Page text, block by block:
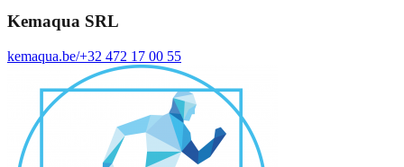
Kemaqua SRL
kemaqua.be/+32 472 17 00 55